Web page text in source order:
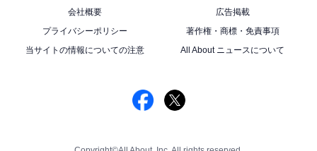
会社概要
広告掲載
プライバシーポリシー
著作権・商標・免責事項
当サイトの情報についての注意
All About ニュースについて